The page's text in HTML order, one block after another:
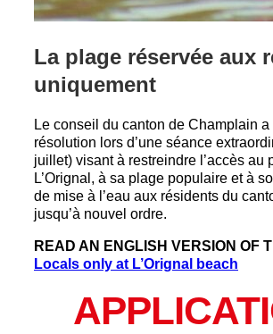
La plage réservée aux
uniquement
Le conseil du canton de Champlain
résolution lors d’une séance
juillet) visant à restreindre l’accès au
L’Orignal, à sa plage populaire et à
de mise à l’eau aux résidents du
jusqu’à nouvel ordre.
READ AN ENGLISH VERSION OF
Locals only at L’Orignal beach